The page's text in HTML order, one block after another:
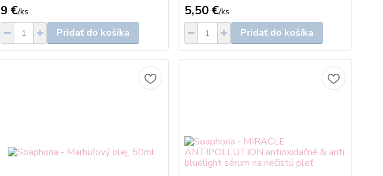
9 €/ks
Pridať do košíka
5,50 €/ks
Pridať do košíka